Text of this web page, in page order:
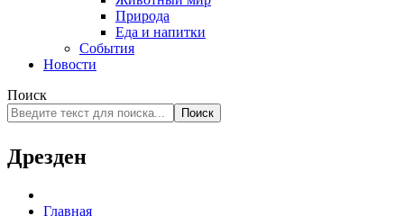
Природа
Еда и напитки
События
Новости
Поиск
Поиск
Дрезден
Главная